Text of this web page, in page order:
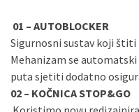
01 – AUTOBLOCKER
Sigurnosni sustav koji
Mehanizam se
puta sjetiti dodatno
02 – KOČNICA STOP&GO